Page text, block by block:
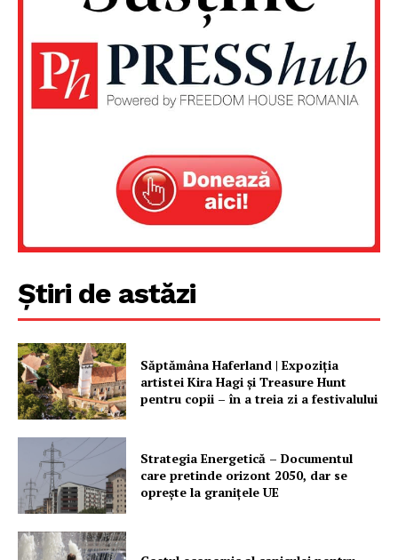
Știri de astăzi
Săptămâna Haferland | Expoziţia
artistei Kira Hagi şi Treasure Hunt
pentru copii – în a treia zi a festivalului
Strategia Energetică – Documentul
care pretinde orizont 2050, dar se
oprește la granițele UE